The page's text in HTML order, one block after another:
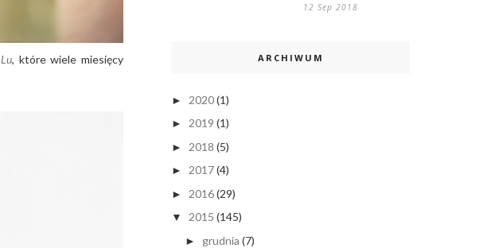
Lu, które wiele miesięcy
12 Sep 2018
ARCHIWUM
► 2020(1)
► 2019 (1)
► 2018 (5)
► 2017(4)
► 2016(29)
▼ 2015 (145)
► grudnia (7)